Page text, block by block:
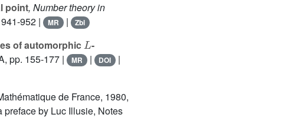
point, Number theory in
952 | MR | Zbl
of automorphic
L
-
pp. 155-177 | MR | DOI |
de France, 1980,
preface by Luc Illusie, Notes